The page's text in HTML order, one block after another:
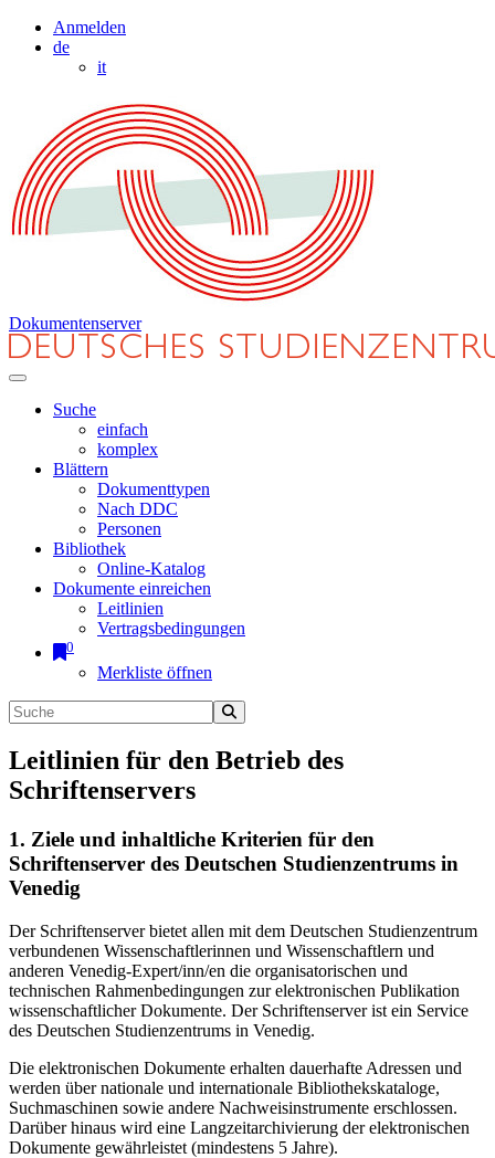
Anmelden
de
it
Dokumentenserver
Suche
einfach
komplex
Blättern
Dokumenttypen
Nach DDC
Personen
Bibliothek
Online-Katalog
Dokumente einreichen
Leitlinien
Vertragsbedingungen
0
Merkliste öffnen
Leitlinien für den Betrieb des
Schriftenservers
1. Ziele und inhaltliche Kriterien für den
Schriftenserver des Deutschen Studienzentrums in
Venedig
Der Schriftenserver bietet allen mit dem Deutschen Studienzentrum
verbundenen Wissenschaftlerinnen und Wissenschaftlern und
anderen Venedig-Expert/inn/en die organisatorischen und
technischen Rahmenbedingungen zur elektronischen Publikation
wissenschaftlicher Dokumente. Der Schriftenserver ist ein Service
des Deutschen Studienzentrums in Venedig.
Die elektronischen Dokumente erhalten dauerhafte Adressen und
werden über nationale und internationale Bibliothekskataloge,
Suchmaschinen sowie andere Nachweisinstrumente erschlossen.
Darüber hinaus wird eine Langzeitarchivierung der elektronischen
Dokumente gewährleistet (mindestens 5 Jahre).